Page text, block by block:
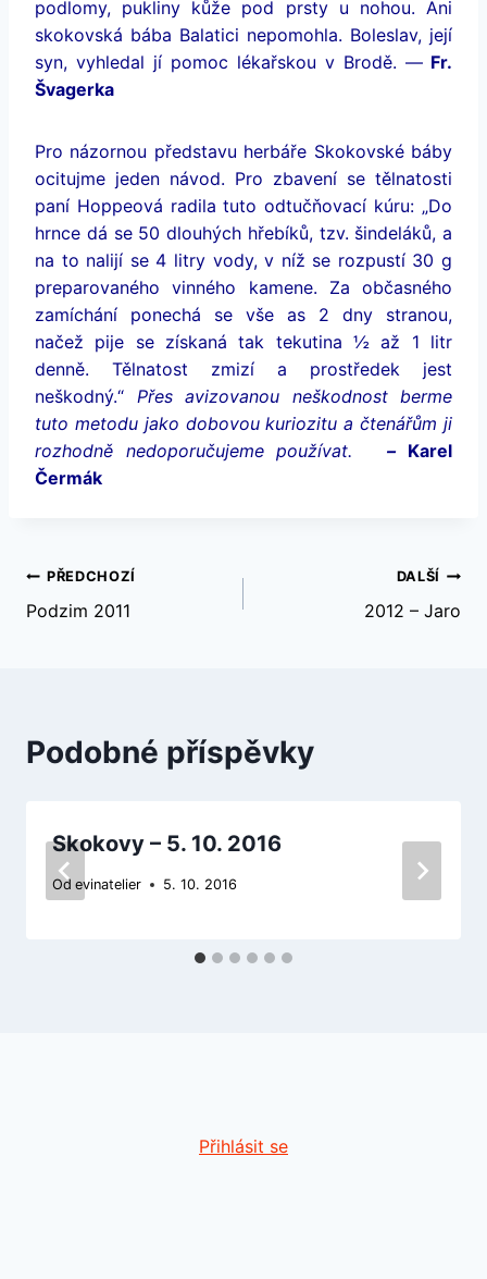
podlomy, pukliny kůže pod prsty u nohou. Ani
skokovská bába Balatici nepomohla. Boleslav, její
syn, vyhledal jí pomoc lékařskou v Brodě. — Fr.
Švagerka
Pro názornou představu herbáře Skokovské báby
ocitujme jeden návod. Pro zbavení se tělnatosti
paní Hoppeová radila tuto odtučňovací kúru: „Do
hrnce dá se 50 dlouhých hřebíků, tzv. šindeláků, a
na to nalijí se 4 litry vody, v níž se rozpustí 30 g
preparovaného vinného kamene. Za občasného
zamíchání ponechá se vše as 2 dny stranou,
načež pije se získaná tak tekutina ½ až 1 litr
denně. Tělnatost zmizí a prostředek jest
neškodný.“ Přes avizovanou neškodnost berme
tuto metodu jako dobovou kuriozitu a čtenářům ji
rozhodně nedoporučujeme používat. – Karel
Čermák
Navigace
pro
PŘEDCHOZÍ
Podzim 2011
DALŠÍ
2012 – Jaro
Podobné příspěvky
Skokovy – 5. 10. 2016
Od evinatelier 5. 10. 2016
Přihlásit se